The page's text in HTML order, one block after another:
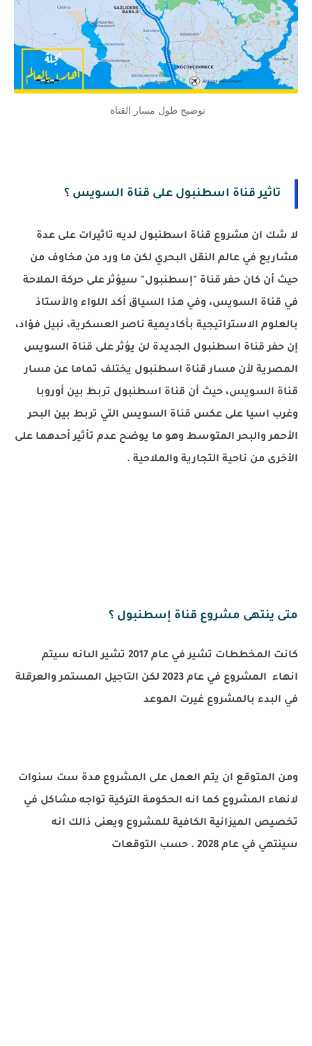
توضيح طول مسار القناة
تاثير قناة اسطنبول على قناة السويس ؟
لا شك ان مشروع قناة اسطنبول لديه تاثيرات على عدة
مشاريع في عالم النقل البحري لكن ما ورد من مخاوف من
حيث أن كان حفر قناة "إسطنبول" سيؤثر على حركة الملاحة
في قناة السويس، وفي هذا السياق أكد اللواء والأستاذ
بالعلوم الاستراتيجية بأكاديمية ناصر العسكرية، نبيل فؤاد،
إن حفر قناة اسطنبول الجديدة لن يؤثر على قناة السويس
المصرية لأن مسار قناة اسطنبول يختلف تماما عن مسار
قناة السويس، حيث أن قناة اسطنبول تربط بين أوروبا
وغرب اسيا على عكس قناة السويس التي تربط بين البحر
الأحمر والبحر المتوسط وهو ما يوضح عدم تأثير أحدهما على
الأخرى من ناحية التجارية والملاحية .
متى ينتهى مشروع قناة إسطنبول ؟
كانت المخططات تشير في عام 2017 تشير الىانه سيتم
انهاء المشروع في عام 2023 لكن التاجيل المستمر والعرقلة
في البدء بالمشروع غيرت الموعد
ومن المتوقع ان يتم العمل على المشروع مدة ست سنوات
لانهاء المشروع كما انه الحكومة التركية تواجه مشاكل في
تخصيص الميزانية الكافية للمشروع ويعنى ذالك انه
سينتهي في عام 2028 . حسب التوقعات